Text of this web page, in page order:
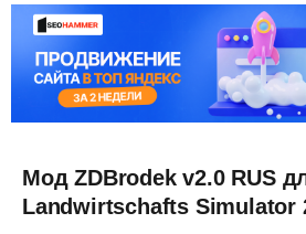
Мод ZDBrodek v2.0 RUS
Landwirtschafts Simulator